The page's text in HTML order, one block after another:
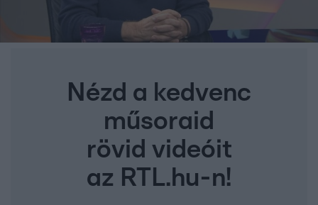
Nézd a kedvenc
műsoraid
rövid videóit
az RTL.hu-n!